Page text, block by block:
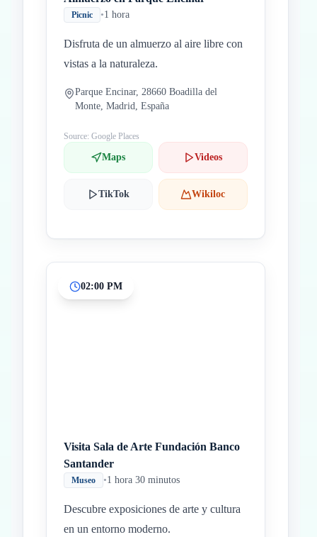
Picnic •1 hora
Disfruta de un almuerzo al aire libre con
vistas a la naturaleza.
Parque Encinar, 28660 Boadilla del
Monte, Madrid, España
Source: Google Places
Maps Videos
TikTok Wikiloc
02:00 PM
Visita Sala de Arte Fundación Banco
Santander
Museo •1 hora 30 minutos
Descubre exposiciones de arte y cultura
en un entorno moderno.